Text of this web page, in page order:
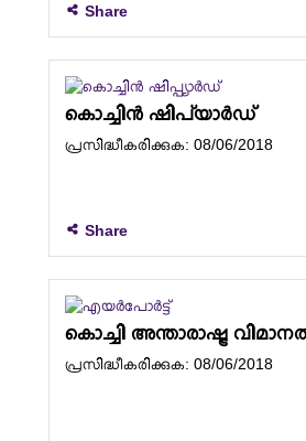
Share
കൊച്ചിൻ ഷിപ്‌യാർഡ്
പ്രസിദ്ധീകരിക്കുക: 08/06/2018
Share
കൊച്ചി അന്താരാഷ്ട്ര
പ്രസിദ്ധീകരിക്കുക: 08/06/2018